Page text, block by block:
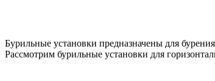
Бурильные установки предназначены для
Рассмотрим бурильные установки для